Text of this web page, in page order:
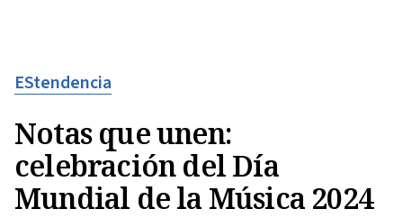
EStendencia
Notas que unen:
celebración del Día
Mundial de la Música 2024